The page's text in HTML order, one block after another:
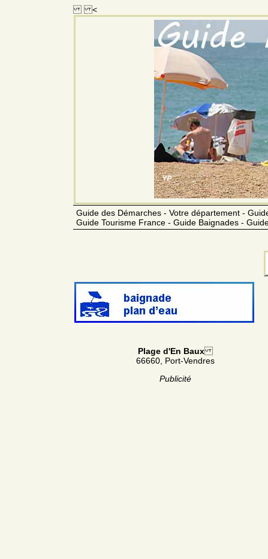
<
Guide des Démarches - Votre département -
Guide Tourisme France - Guide Baignades -
Plage d'En Baux
66660, Port-Vendres
Publicité